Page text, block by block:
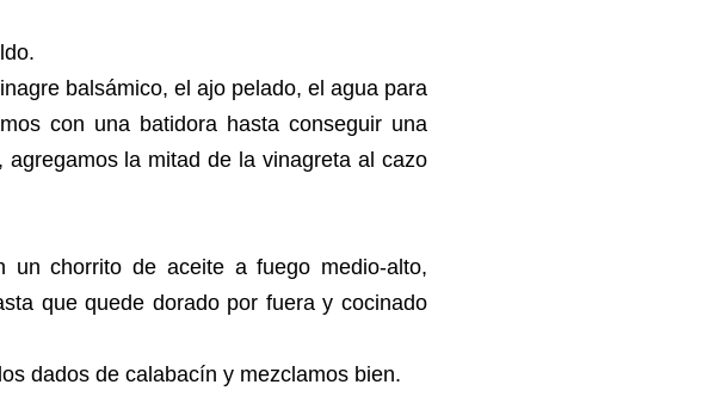
balsámico, el ajo pelado, el agua para
con una batidora hasta conseguir una
la mitad de la vinagreta al cazo
un chorrito de aceite a fuego medio-alto,
que quede dorado por fuera y cocinado
dados de calabacín y mezclamos bien.